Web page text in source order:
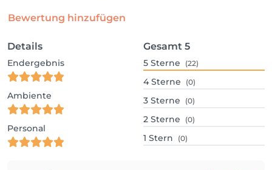
Bewertung hinzufügen
Details
Endergebnis
Ambiente
Personal
Gesamt 5
5 Sterne (22)
4 Sterne (0)
3 Sterne (0)
2 Sterne (0)
1 Stern (0)